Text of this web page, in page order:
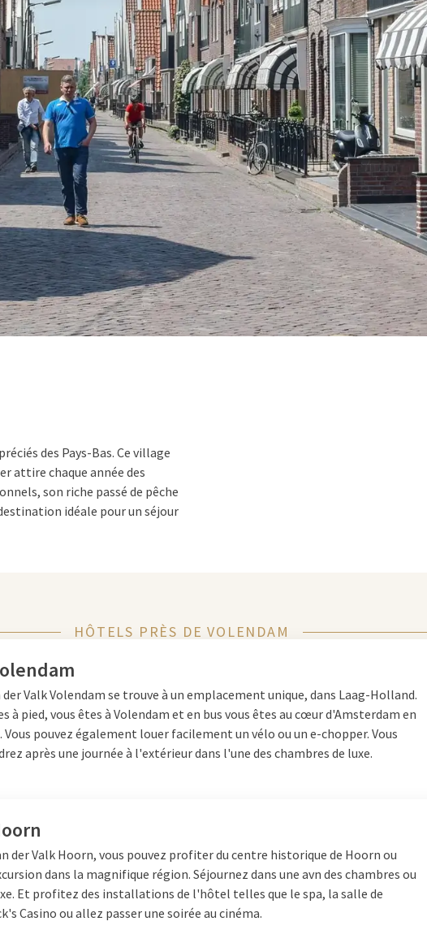
des Pays-Bas. Ce village
attire chaque année des
son riche passé de pêche
idéale pour un séjour
dans les rues
Dans le centre, vous
sur sept. Des souvenirs à la
visiteurs aiment se
un souvenir unique de
animée de la vie de
le fromage fermier
donnent au village son
HÔTELS PRÈS DE VOLENDAM
Valk Volendam se trouve à un emplacement unique, dans Laag-Holland.
à pied, vous êtes à Volendam et en bus vous êtes au cœur d'Amsterdam en
Vous pouvez également louer facilement un vélo ou un e-chopper. Vous
après une journée à l'extérieur dans l'une des chambres de luxe.
der Valk Hoorn, vous pouvez profiter du centre historique de Hoorn ou
dans la magnifique région. Séjournez dans une avn des chambres ou
Et profitez des installations de l'hôtel telles que le spa, la salle de
Casino ou allez passer une soirée au cinéma.